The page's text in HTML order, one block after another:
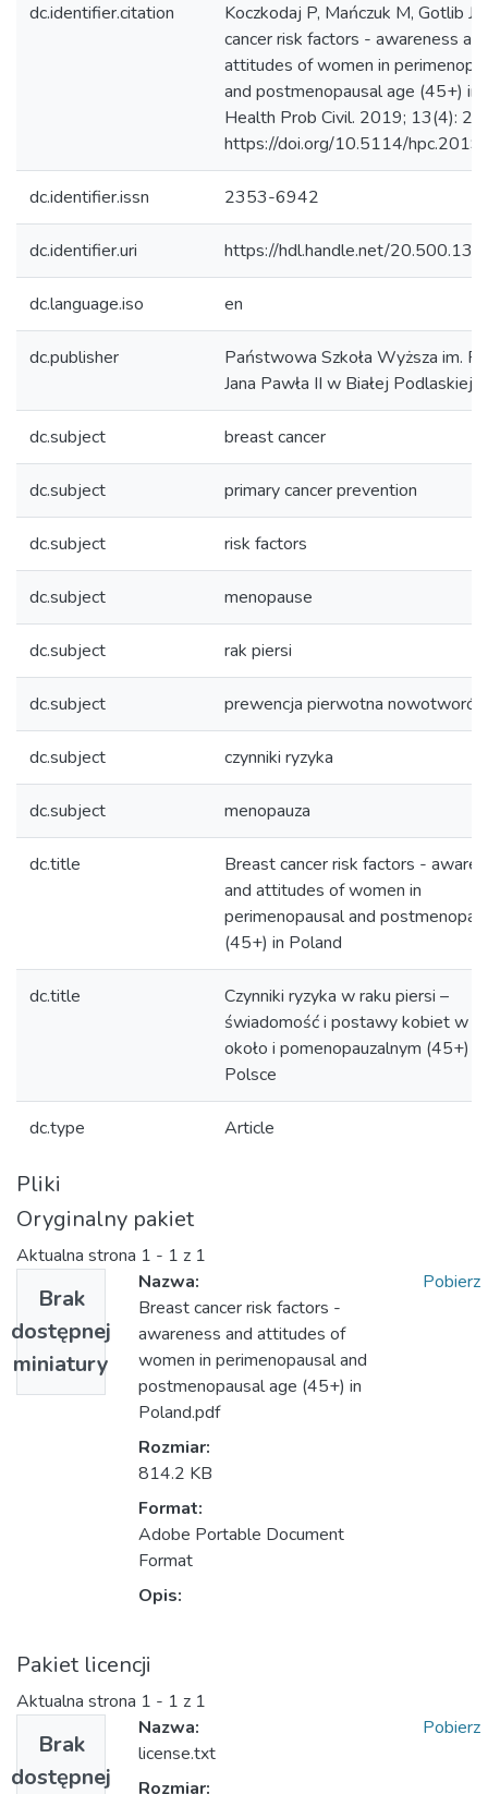
dc.identifier.citation
Koczkodaj P, Mańczuk M, Gotlib J.
cancer risk factors - awareness
attitudes of women in
and postmenopausal age (45+) in
Health Prob Civil. 2019; 13(4):
https://doi.org/10.5114/
dc.identifier.issn 2353-6942
dc.identifier.uri https://hdl.handle.net/
dc.language.iso en
dc.publisher
Państwowa Szkoła Wyższa im.
Jana Pawła II w Białej Podlaskiej
dc.subject breast cancer
dc.subject primary cancer prevention
dc.subject risk factors
dc.subject menopause
dc.subject rak piersi
dc.subject prewencja pierwotna
dc.subject czynniki ryzyka
dc.subject menopauza
dc.title
Breast cancer risk factors -
and attitudes of women in
perimenopausal and
(45+) in Poland
dc.title
Czynniki ryzyka w raku piersi –
świadomość i postawy kobiet w
około i pomenopauzalnym (45+) w
Polsce
dc.type Article
Pliki
Oryginalny pakiet
Aktualna strona 1 - 1 z 1
Brak
dostępnej
miniatury
Nazwa:
Breast cancer risk factors -
awareness and attitudes of
women in perimenopausal and
postmenopausal age (45+) in
Poland.pdf
Rozmiar:
814.2 KB
Format:
Adobe Portable Document
Format
Opis:
Pobierz
Pakiet licencji
Aktualna strona 1 - 1 z 1
Brak
dostępnej
Nazwa:
license.txt
Rozmiar:
Pobierz